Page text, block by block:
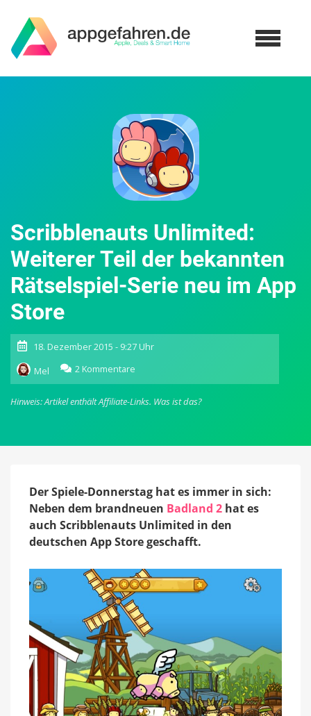
Scribblenauts Unlimited:
Weiterer Teil der bekannten
Rätselspiel-Serie neu im App
Store
18. Dezember 2015 - 9:27 Uhr
Mel
2 Kommentare
Scribblenauts
Unlimited:
Weiterer
bekannten
neu
App
Store
Hinweis: Artikel enthält Affiliate-Links. Was ist das?
Der Spiele-Donnerstag hat es immer in sich:
Neben dem brandneuen Badland 2 hat es
auch Scribblenauts Unlimited in den
deutschen App Store geschafft.